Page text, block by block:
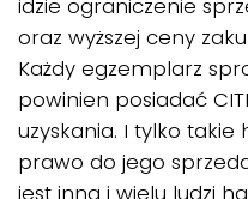
idzie ograniczenie
oraz wyższej ceny
Każdy egzemplarz
powinien posiadać
uzyskania. I tylko
prawo do jego